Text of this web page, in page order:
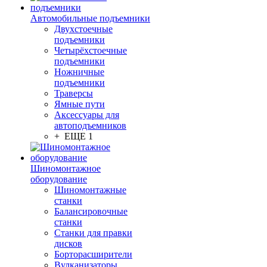
Автомобильные подъемники
Двухстоечные
подъемники
Четырёхстоечные
подъемники
Ножничные
подъемники
Траверсы
Ямные пути
Аксессуары для
автоподъемников
+ ЕЩЕ 1
Шиномонтажное
оборудование
Шиномонтажные
станки
Балансировочные
станки
Станки для правки
дисков
Борторасширители
Вулканизаторы